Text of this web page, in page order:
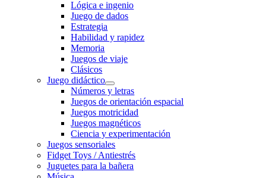
Lógica e ingenio
Juego de dados
Estrategia
Habilidad y rapidez
Memoria
Juegos de viaje
Clásicos
Juego didáctico
Números y letras
Juegos de orientación espacial
Juegos motricidad
Juegos magnéticos
Ciencia y experimentación
Juegos sensoriales
Fidget Toys / Antiestrés
Juguetes para la bañera